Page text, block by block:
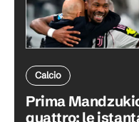
Calcio
Prima
quattro: le